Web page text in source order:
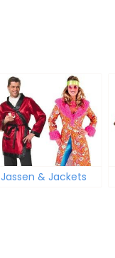
Jassen & Jackets